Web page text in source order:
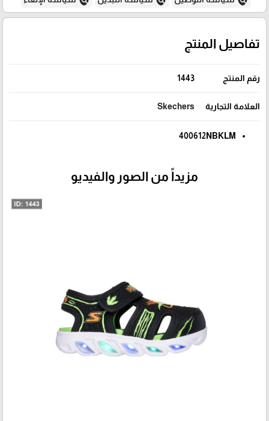
تفاصيل المنتج
رقم المنتج 1443
العلامة التجارية Skechers
400612NBKLM
مزيداً من الصور والفيديو